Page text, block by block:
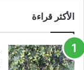
الأكثر قراءة